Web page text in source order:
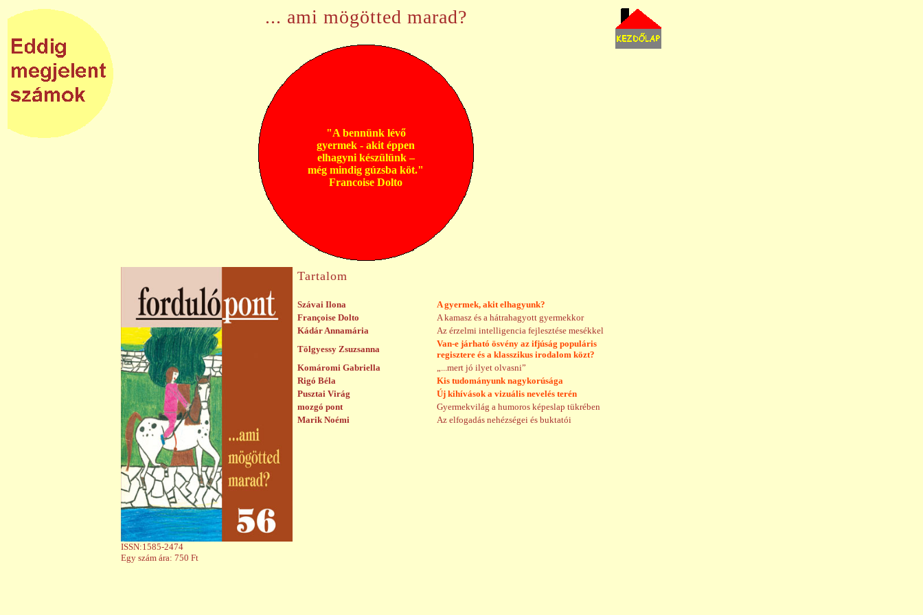
... ami mögötted marad?
"A bennünk lévő
gyermek - akit éppen
elhagyni készülünk –
még mindig gúzsba köt."
Francoise Dolto
ISSN:1585-2474
Egy szám ára: 750 Ft
Tartalom
Szávai Ilona
A gyermek, akit elhagyunk?
Françoise Dolto
A kamasz és a hátrahagyott gyermekkor
Kádár Annamária
Az érzelmi intelligencia fejlesztése mesékkel
Tölgyessy Zsuzsanna
Van-e járható ösvény az ifjúság populáris
regisztere és a klasszikus irodalom közt?
Komáromi Gabriella
„...mert jó ilyet olvasni”
Rigó Béla
Kis tudományunk nagykorúsága
Pusztai Virág
Új kihívások a vizuális nevelés terén
mozgó pont
Gyermekvilág a humoros képeslap tükrében
Marik Noémi
Az elfogadás nehézségei és buktatói